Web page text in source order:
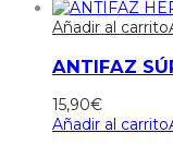
Añadir al carrito
ANTIFAZ
15,90€
Añadir al carrito